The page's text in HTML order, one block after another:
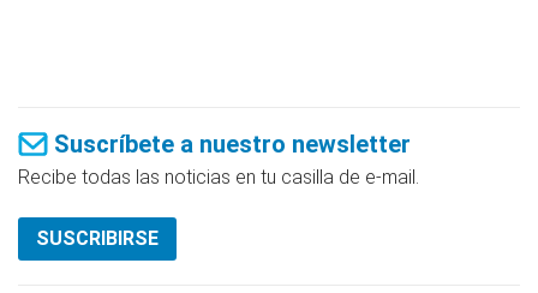
Suscríbete a nuestro newsletter
Recibe todas las noticias en tu casilla de e-mail.
SUSCRIBIRSE